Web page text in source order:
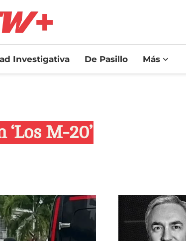
Investigativa De Pasillo Más
M-20’